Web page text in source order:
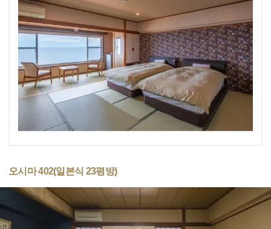
오시마 402(일본식 23평방)